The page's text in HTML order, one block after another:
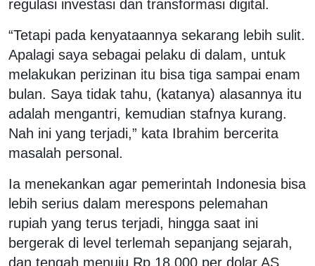
regulasi investasi dan transformasi digital.
“Tetapi pada kenyataannya sekarang lebih sulit.
Apalagi saya sebagai pelaku di dalam, untuk
melakukan perizinan itu bisa tiga sampai enam
bulan. Saya tidak tahu, (katanya) alasannya itu
adalah mengantri, kemudian stafnya kurang.
Nah ini yang terjadi,” kata Ibrahim bercerita
masalah personal.
Ia menekankan agar pemerintah Indonesia bisa
lebih serius dalam merespons pelemahan
rupiah yang terus terjadi, hingga saat ini
bergerak di level terlemah sepanjang sejarah,
dan tengah menuju Rp 18.000 per dolar AS